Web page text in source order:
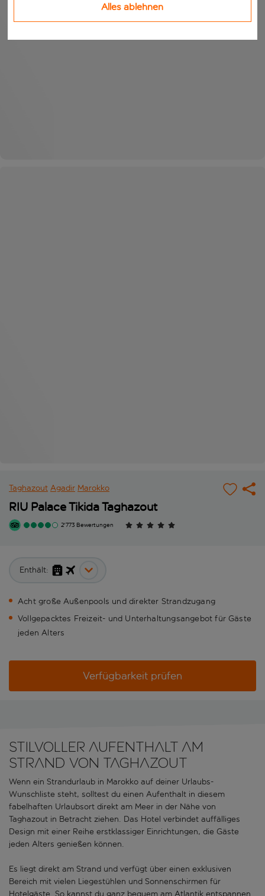
Taghazout Agadir Marokko
RIU Palace Tikida Taghazout
2'773 Bewertungen
Enthält:
Acht große Außenpools und direkter Strandzugang
Vollgepacktes Freizeit- und Unterhaltungsangebot für Gäste
jeden Alters
Verfügbarkeit prüfen
Stilvoller Aufenthalt am
Strand von Taghazout
Wenn ein Strandurlaub in Marokko auf deiner Urlaubs-
Wunschliste steht, solltest du einen Aufenthalt in diesem
fabelhaften Urlaubsort direkt am Meer in der Nähe von
Taghazout in Betracht ziehen. Das Hotel verbindet auffälliges
Design mit einer Reihe erstklassiger Einrichtungen, die Gäste
jeden Alters genießen können.
Es liegt direkt am Strand und verfügt über einen exklusiven
Bereich mit vielen Liegestühlen und Sonnenschirmen für
Alles ablehnen